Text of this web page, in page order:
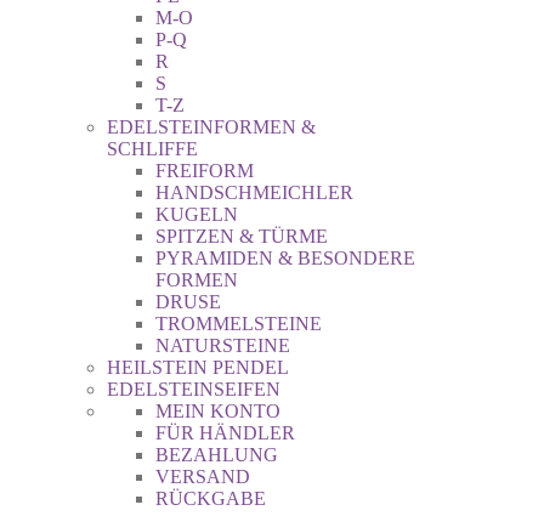
M-O
P-Q
R
S
T-Z
EDELSTEINFORMEN &
SCHLIFFE
FREIFORM
HANDSCHMEICHLER
KUGELN
SPITZEN & TÜRME
PYRAMIDEN & BESONDERE
FORMEN
DRUSE
TROMMELSTEINE
NATURSTEINE
HEILSTEIN PENDEL
EDELSTEINSEIFEN
MEIN KONTO
FÜR HÄNDLER
BEZAHLUNG
VERSAND
RÜCKGABE